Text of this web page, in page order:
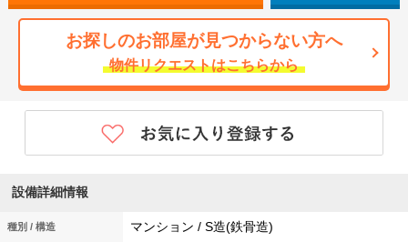
お探しのお部屋が見つからない方へ
物件リクエストはこちらから
設備詳細情報
種別 / 構造 マンション / S造(鉄骨造)